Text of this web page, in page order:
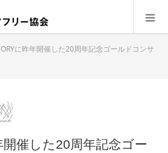
に昨年開催した20周年記念ゴールドコンサ
催した20周年記念ゴー